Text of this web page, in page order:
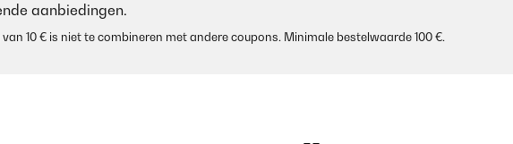
aanbiedingen.
10 € is niet te combineren met andere coupons. Minimale bestelwaarde 100 €.